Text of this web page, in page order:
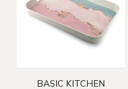
BASIC KITCHEN